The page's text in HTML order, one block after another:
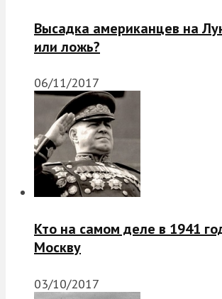
Высадка американцев на
или ложь?
06/11/2017
Кто на самом деле в 1941
Москву
03/10/2017